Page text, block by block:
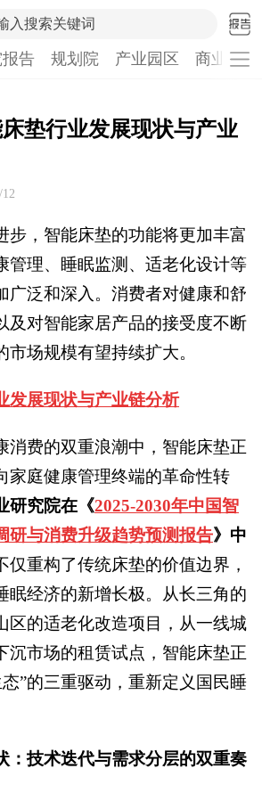
入搜索关键词
告 规划院 产业园区 商业计
垫行业发展现状与产业
步，智能床垫的功能将更加丰富
管理、睡眠监测、适老化设计等
广泛和深入。消费者对健康和舒
及对智能家居产品的接受度不断
场规模有望持续扩大。
发展现状与产业链分析
消费的双重浪潮中，智能床垫正
家庭健康管理终端的革命性转
研究院在《2025-2030年中国智
研与消费升级趋势预测报告》中
仅重构了传统床垫的价值边界，
眠经济的新增长极。从长三角的
区的适老化改造项目，从一线城
沉市场的租赁试点，智能床垫正
”的三重驱动，重新定义国民睡
：技术迭代与需求分层的双重奏